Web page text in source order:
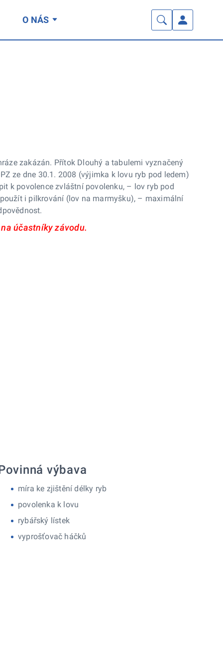
O NÁS
zakázán. Přítok Dlouhý a tabulemi vyznačený
ze dne 30.1. 2008 (výjimka k lovu ryb pod ledem)
k povolence zvláštní povolenku, – lov ryb pod
i pilkrování (lov na marmyšku), – maximální
účastníky závodu.
výbava
míra ke zjištění délky ryb
povolenka k lovu
rybářský lístek
vyprošťovač háčků